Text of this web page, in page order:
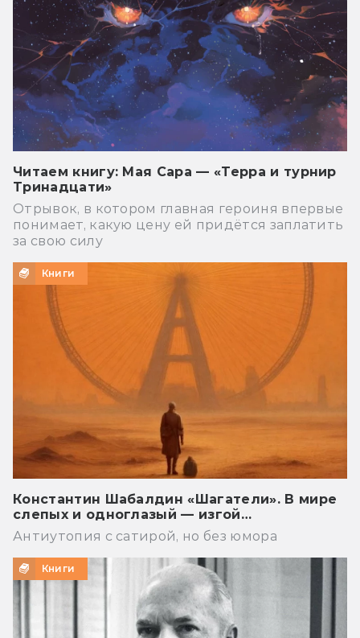
Читаем книгу: Мая Сара — «Терра и турнир
Тринадцати»
Отрывок, в котором главная героиня впервые
понимает, какую цену ей придётся заплатить
за свою силу
Книги
Константин Шабалдин «Шагатели». В мире
слепых и одноглазый — изгой…
Антиутопия с сатирой, но без юмора
Книги